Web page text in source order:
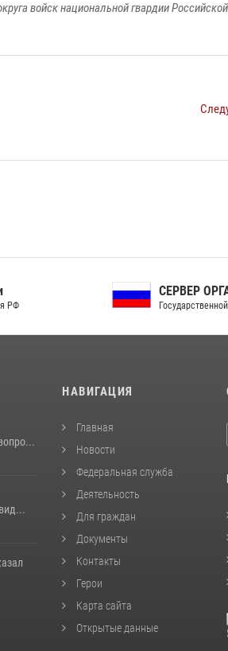
войск национальной гвардии
СЕРВЕР ОРГАНОВ
Государственной власти РФ
НАВИГАЦИЯ
Главная
Новости
Федеральная служба
Деятельность
Для граждан
Документы
Контакты
Герои
Карта сайта
Открытые данные